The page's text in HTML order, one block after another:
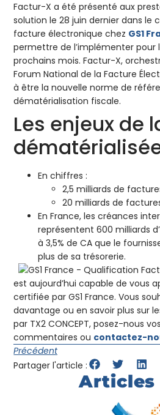
Factur-X a été présenté aux
solution le 28 juin dernier dans le
facture électronique chez GS1
permettre de l’implémenter pour
prochains mois. Factur-X,
Forum National de la Facture
à être la nouvelle norme de
dématérialisation fiscale.
Les enjeux de
En chiffres :
2,5 milliards de
20 milliards de
En France, les créances
représentent 600 milliards
à 3,5% de CA que le
plus de sa trésorerie.
est aujourd’hui capable de vous
certifiée par GS1 France. Vous
davantage ou en savoir plus sur
par TX2 CONCEPT, posez-nous
commentaires ou contactez-
Précédent
Partager l'article :
Articles